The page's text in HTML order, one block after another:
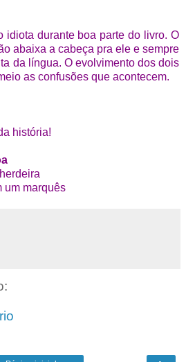
idiota durante boa parte do livro. O
abaixa a cabeça pra ele e sempre
da língua. O evolvimento dos dois
as confusões que acontecem.
história!
um marquês